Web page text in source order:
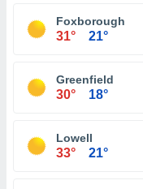
Foxborough
31° 21°
Greenfield
30° 18°
Lowell
33° 21°